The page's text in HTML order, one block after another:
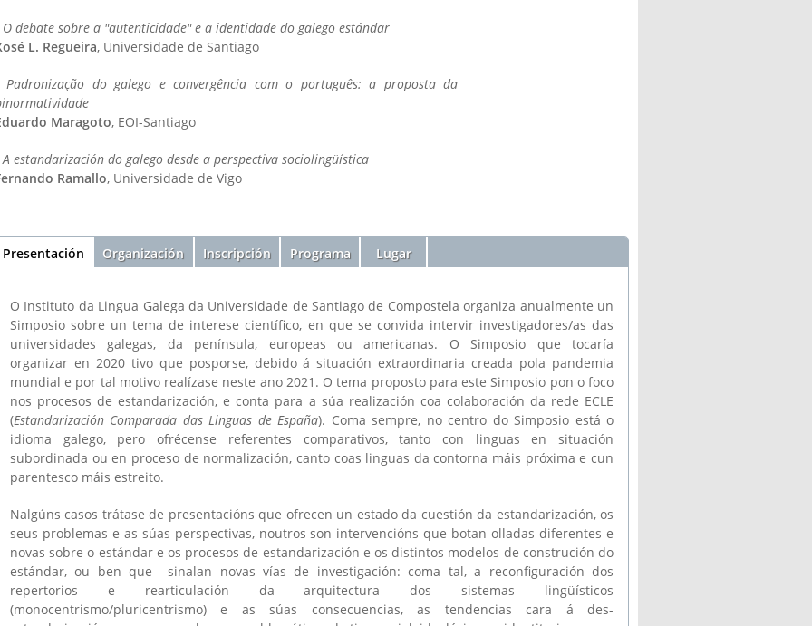
O debate sobre a "autenticidade" e a identidade do galego estándar
L. Regueira, Universidade de Santiago
Padronização do galego e convergência com o português: a proposta da
Maragoto, EOI-Santiago
A estandarización do galego desde a perspectiva sociolingüística
Ramallo, Universidade de Vigo
Presentación (solapa
activa)
Organización Inscripción Programa Lugar
O Instituto da Lingua Galega da Universidade de Santiago de Compostela organiza anualmente un
Simposio sobre un tema de interese científico, en que se convida intervir investigadores/as das
universidades galegas, da península, europeas ou americanas. O Simposio que tocaría
organizar en 2020 tivo que posporse, debido á situación extraordinaria creada pola pandemia
mundial e por tal motivo realízase neste ano 2021. O tema proposto para este Simposio pon o foco
nos procesos de estandarización, e conta para a súa realización coa colaboración da rede ECLE
(Estandarización Comparada das Linguas de España). Coma sempre, no centro do Simposio está o
idioma galego, pero ofrécense referentes comparativos, tanto con linguas en situación
subordinada ou en proceso de normalización, canto coas linguas da contorna máis próxima e cun
parentesco máis estreito.
Nalgúns casos trátase de presentacións que ofrecen un estado da cuestión da estandarización, os
seus problemas e as súas perspectivas, noutros son intervencións que botan olladas diferentes e
novas sobre o estándar e os procesos de estandarización e os distintos modelos de construción do
estándar, ou ben que sinalan novas vías de investigación: coma tal, a reconfiguración dos
repertorios e rearticulación da arquitectura dos sistemas lingüísticos
(monocentrismo/pluricentrismo) e as súas consecuencias, as tendencias cara á des-